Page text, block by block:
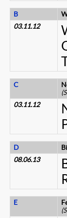
B
03.11.12
C
03.11.12
D
08.06.13
E